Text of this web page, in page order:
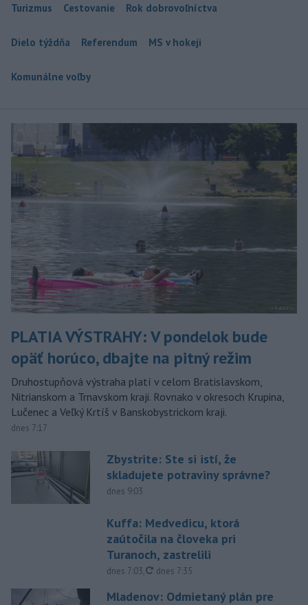
Turizmus Cestovanie Rok dobrovoľníctva
Dielo týždňa Referendum MS v hokeji
Komunálne voľby
PLATIA VÝSTRAHY: V pondelok bude
opäť horúco, dbajte na pitný režim
Druhostupňová výstraha platí v celom Bratislavskom,
Nitrianskom a Trnavskom kraji. Rovnako v okresoch Krupina,
Lučenec a Veľký Krtíš v Banskobystrickom kraji.
dnes 7:17
Zbystrite: Ste si istí, že
skladujete potraviny správne?
dnes 9:03
Kuffa: Medvedicu, ktorá
zaútočila na človeka pri
Turanoch, zastrelili
dnes 7:03, aktualizované
dnes 7:35
Mladenov: Odmietaný plán pre